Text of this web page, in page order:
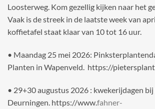
Loosterweg. Kom gezellig kijken naar het
Vaak is de streek in de laatste week van
koffietafel staat klaar van 10 tot 16 uur.
• Maandag 25 mei 2026:
Planten in Wapenveld. https://
• 29+30 augustus 2026 : kwekerijdagen bij
Deurningen. https://www.fahner-